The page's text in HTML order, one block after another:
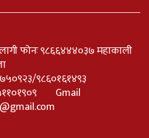
फोनः ९८६६४४४०३७ महाकाली
९८६०१६१४९३
Gmail